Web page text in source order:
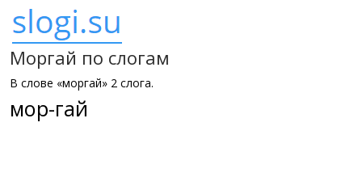
Моргай по слогам
В слове «моргай» 2 слога.
мор-гай